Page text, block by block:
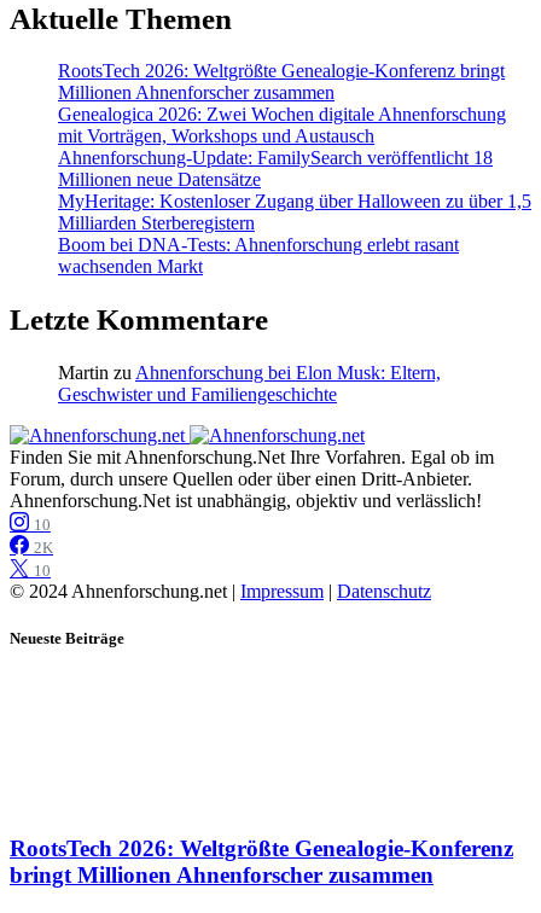
Aktuelle Themen
RootsTech 2026: Weltgrößte Genealogie-Konferenz bringt
Millionen Ahnenforscher zusammen
Genealogica 2026: Zwei Wochen digitale Ahnenforschung
mit Vorträgen, Workshops und Austausch
Ahnenforschung-Update: FamilySearch veröffentlicht 18
Millionen neue Datensätze
MyHeritage: Kostenloser Zugang über Halloween zu über 1,5
Milliarden Sterberegistern
Boom bei DNA-Tests: Ahnenforschung erlebt rasant
wachsenden Markt
Letzte Kommentare
Martin zu Ahnenforschung bei Elon Musk: Eltern,
Geschwister und Familiengeschichte
Finden Sie mit Ahnenforschung.Net Ihre Vorfahren. Egal ob im
Forum, durch unsere Quellen oder über einen Dritt-Anbieter.
Ahnenforschung.Net ist unabhängig, objektiv und verlässlich!
10
2K
10
© 2024 Ahnenforschung.net | Impressum | Datenschutz
Neueste Beiträge
RootsTech 2026: Weltgrößte Genealogie-Konferenz
bringt Millionen Ahnenforscher zusammen